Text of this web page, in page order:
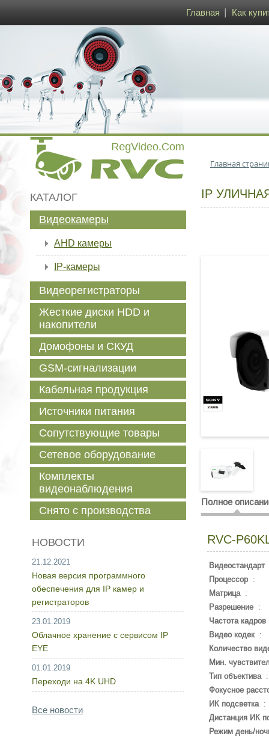
Главная Как
Главная
IP
Полное
RVC-
Видеостандарт
Процессор:
Матрица:
Разрешение :
Частота кадров
Видео кодек:
Количество
Мин.
Тип объектива
Фокусное
ИК подсветка:
Дистанция ИК
Режим день/
КАТАЛОГ
Видеокамеры
AHD камеры
IP-камеры
Видеорегистраторы
Жесткие диски HDD и
накопители
Домофоны и СКУД
GSM-сигнализации
Кабельная продукция
Источники питания
Сопутствующие товары
Сетевое оборудование
Комплекты
видеонаблюдения
Снято с производства
НОВОСТИ
21.12.2021
Новая версия программного
обеспечения для IP камер и
регистраторов
23.01.2019
Облачное хранение с сервисом IP
EYE
01.01.2019
Переходи на 4K UHD
Все новости